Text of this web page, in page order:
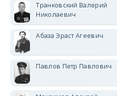
Транковский Валерий
Николаевич
Абаза Эраст Агеевич
Павлов Петр Павлович